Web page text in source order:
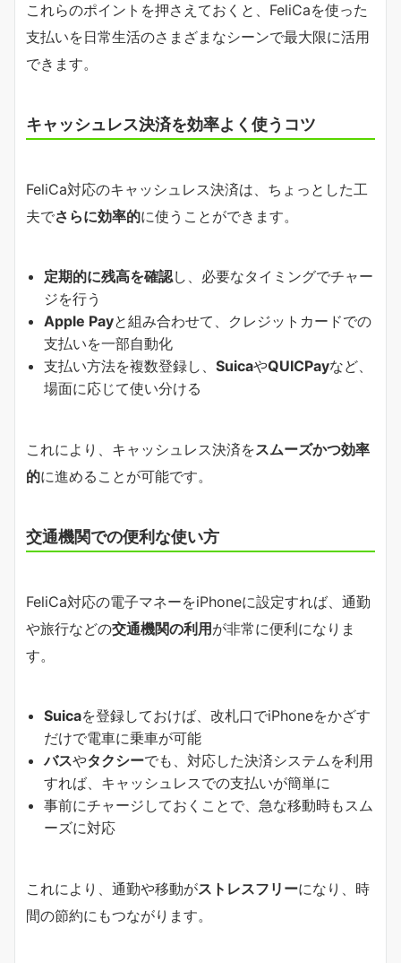
これらのポイントを押さえておくと、FeliCaを使った
支払いを日常生活のさまざまなシーンで最大限に活用
できます。
キャッシュレス決済を効率よく使うコツ
FeliCa対応のキャッシュレス決済は、ちょっとした工
夫でさらに効率的に使うことができます。
定期的に残高を確認し、必要なタイミングでチャー
ジを行う
Apple Payと組み合わせて、クレジットカードでの
支払いを一部自動化
支払い方法を複数登録し、 SuicaやQUICPayなど、
場面に応じて使い分ける
これにより、キャッシュレス決済をスムーズかつ効率
的に進めることが可能です。
交通機関での便利な使い方
FeliCa対応の電子マネーをiPhoneに設定すれば、通勤
や旅行などの交通機関の利用 が非常に便利になりま
す。
Suicaを登録しておけば、改札口でiPhoneをかざす
だけで電車に乗車が可能
バスやタクシーでも、対応した決済システムを利用
すれば、キャッシュレスでの支払いが簡単に
事前にチャージしておくことで、急な移動時もスム
ーズに対応
これにより、通勤や移動がストレスフリーになり、時
間の節約にもつながります。